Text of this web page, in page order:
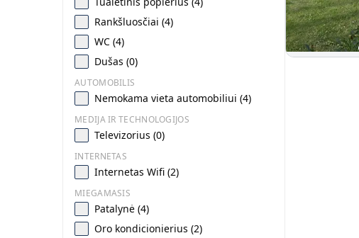
Rankšluosčiai (4)
WC (4)
Dušas (0)
AUTOMOBILIS
Nemokama vieta automobiliui (4)
MEDIJA IR TECHNOLOGIJOS
Televizorius (0)
INTERNETAS
Internetas Wifi (2)
MIEGAMASIS
Patalynė (4)
Oro kondicionierius (2)